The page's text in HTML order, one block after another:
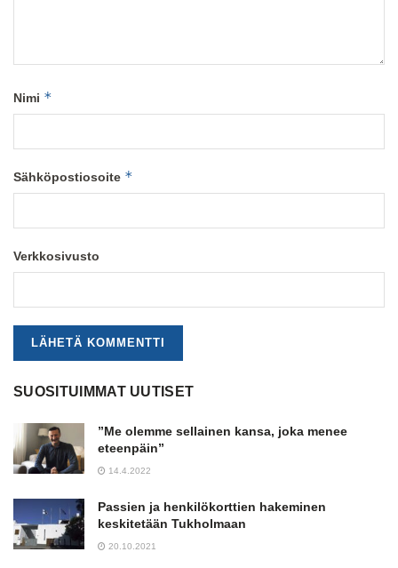
Nimi *
Sähköpostiosoite *
Verkkosivusto
SUOSITUIMMAT UUTISET
”Me olemme sellainen kansa, joka menee
eteenpäin”
14.4.2022
Passien ja henkilökorttien hakeminen
keskitetään Tukholmaan
20.10.2021